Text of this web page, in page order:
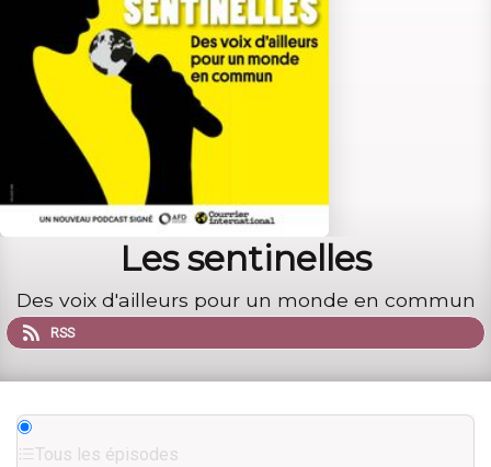
Les sentinelles
Des voix d'ailleurs pour un monde en commun
RSS
Tous les épisodes